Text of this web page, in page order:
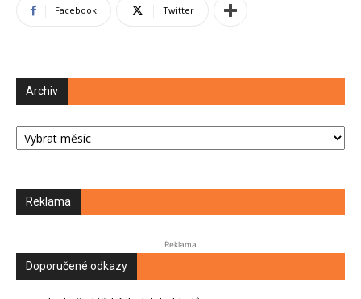
Facebook Twitter
Archiv
Archiv
Reklama
Reklama
Doporučené odkazy